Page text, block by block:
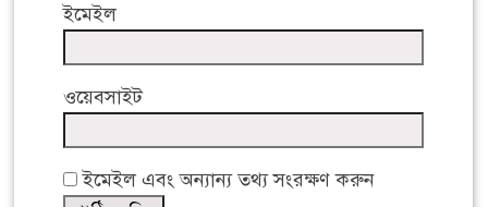
ইমেইল
ওয়েবসাইট
ইমেইল এবং অন্যান্য তথ্য সংরক্ষণ করুন